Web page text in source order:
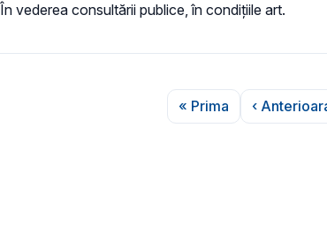
În vederea consultării publice, în condiţiile art.
Prima pagină
« Prima ‹